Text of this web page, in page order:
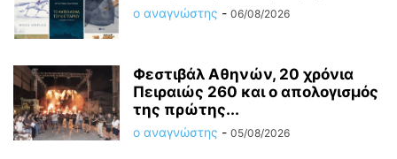
ο αναγνώστης - 06/08/2026
Φεστιβάλ Αθηνών, 20 χρόνια
Πειραιώς 260 και ο απολογισμός
της πρώτης...
ο αναγνώστης - 05/08/2026